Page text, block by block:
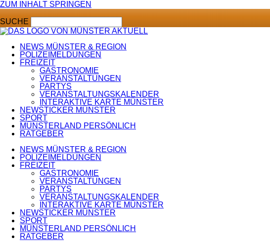
ZUM INHALT SPRINGEN
SUCHE
NEWS MÜNSTER & REGION
POLIZEIMELDUNGEN
FREIZEIT
GASTRONOMIE
VERANSTALTUNGEN
PARTYS
VERANSTALTUNGSKALENDER
INTERAKTIVE KARTE MÜNSTER
NEWSTICKER MÜNSTER
SPORT
MÜNSTERLAND PERSÖNLICH
RATGEBER
NEWS MÜNSTER & REGION
POLIZEIMELDUNGEN
FREIZEIT
GASTRONOMIE
VERANSTALTUNGEN
PARTYS
VERANSTALTUNGSKALENDER
INTERAKTIVE KARTE MÜNSTER
NEWSTICKER MÜNSTER
SPORT
MÜNSTERLAND PERSÖNLICH
RATGEBER